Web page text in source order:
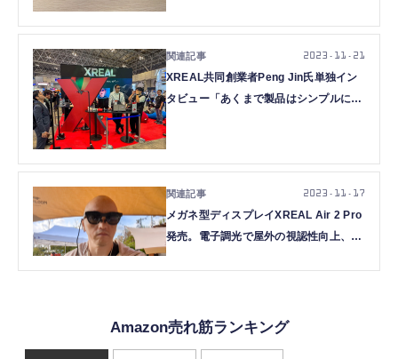
XREAL共同創業者Peng Jin氏単独イン
タビュー「あくまで製品はシンプルに。
2023.11.21
メガネ型ディスプレイXREAL Air 2 Pro
発売。電子調光で屋外の視認性向上、実
2023.11.17
Amazon売れ筋ランキング